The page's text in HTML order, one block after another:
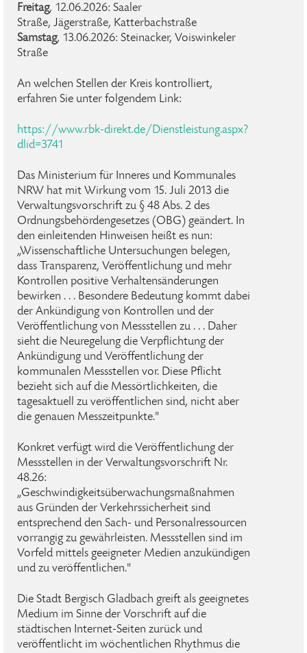
Freitag, 12.06.2026: Saaler
Straße, Jägerstraße, Katterbachstraße
Samstag, 13.06.2026: Steinacker, Voiswinkeler
Straße
An welchen Stellen der Kreis kontrolliert,
erfahren Sie unter folgendem Link:
https://www.rbk-direkt.de/Dienstleistung.aspx?
dlid=3741
Das Ministerium für Inneres und Kommunales
NRW hat mit Wirkung vom 15. Juli 2013 die
Verwaltungsvorschrift zu § 48 Abs. 2 des
Ordnungsbehördengesetzes (OBG) geändert. In
den einleitenden Hinweisen heißt es nun:
„Wissenschaftliche Untersuchungen belegen,
dass Transparenz, Veröffentlichung und mehr
Kontrollen positive Verhaltensänderungen
bewirken . . . Besondere Bedeutung kommt dabei
der Ankündigung von Kontrollen und der
Veröffentlichung von Messstellen zu . . . Daher
sieht die Neuregelung die Verpflichtung der
Ankündigung und Veröffentlichung der
kommunalen Messstellen vor. Diese Pflicht
bezieht sich auf die Messörtlichkeiten, die
tagesaktuell zu veröffentlichen sind, nicht aber
die genauen Messzeitpunkte."
Konkret verfügt wird die Veröffentlichung der
Messstellen in der Verwaltungsvorschrift Nr.
48.26:
„Geschwindigkeitsüberwachungsmaßnahmen
aus Gründen der Verkehrssicherheit sind
entsprechend den Sach- und Personalressourcen
vorrangig zu gewährleisten. Messstellen sind im
Vorfeld mittels geeigneter Medien anzukündigen
und zu veröffentlichen."
Die Stadt Bergisch Gladbach greift als geeignetes
Medium im Sinne der Vorschrift auf die
städtischen Internet-Seiten zurück und
veröffentlicht im wöchentlichen Rhythmus die